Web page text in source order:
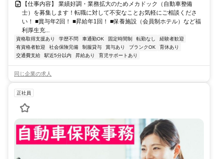
【仕事内容】 業績好調・業務拡大のためメカドック（自動車整備
士）を募集します！転職に対して不安なことお気軽にご相談くださ
い！ ■賞与年2回！ ■昇給年1回！ ■保養施設（会員制ホテル）など福
利厚生充...
資格取得支援あり 学歴不問 車通勤OK 固定時間制 転勤なし
経験者歓迎
有資格者歓迎
社会保険完備 制服貸与 賞与あり ブランクOK
育休あり
交通費支給
駅近5分以内 昇給あり 育児サポートあり
同じ企業の求人
正社員